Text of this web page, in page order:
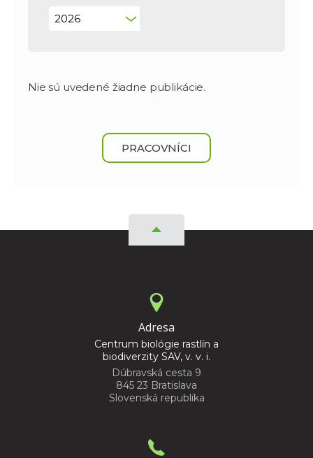
Nie sú uvedené žiadne publikácie.
PRACOVNÍCI
Adresa
Centrum biológie rastlín a
biodiverzity SAV, v. v. i.
Dúbravská cesta 9
845 23 Bratislava
Slovenská republika